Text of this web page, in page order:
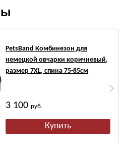
PetsBand Комбинезон для
немецкой овчарки коричневый,
размер 7XL, спина 75-85см
3 100руб.